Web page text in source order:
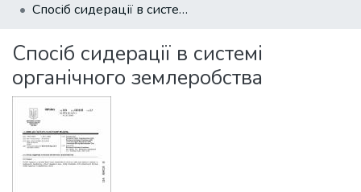
All of DSpace
Statistics
Спосіб сидерації в системі органічного землеробства
Спосіб сидерації в системі
органічного землеробства